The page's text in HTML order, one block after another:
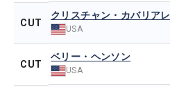
CUT
クリスチャン・カバリアレ
USA
CUT
ベリー・ヘンソン
USA